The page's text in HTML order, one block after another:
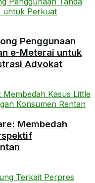
Penggunaan
e-Meterai untuk
Advokat
Membedah